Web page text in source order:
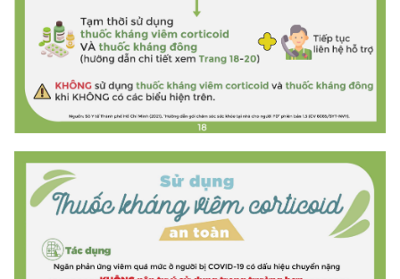
Vietnamese English
BỘ KHOA HỌC VÀ CÔNG NGHỆ
MINISTRY OF SCIENCE AND TECHNOLOGY
Điều khoản sử dụng Theo dõi MST:
Cơ quan chủ quản: Bộ Khoa học và Công nghệ (MST)
Chịu trách nhiệm nội dung: Nguyễn Thị Hải Hằng